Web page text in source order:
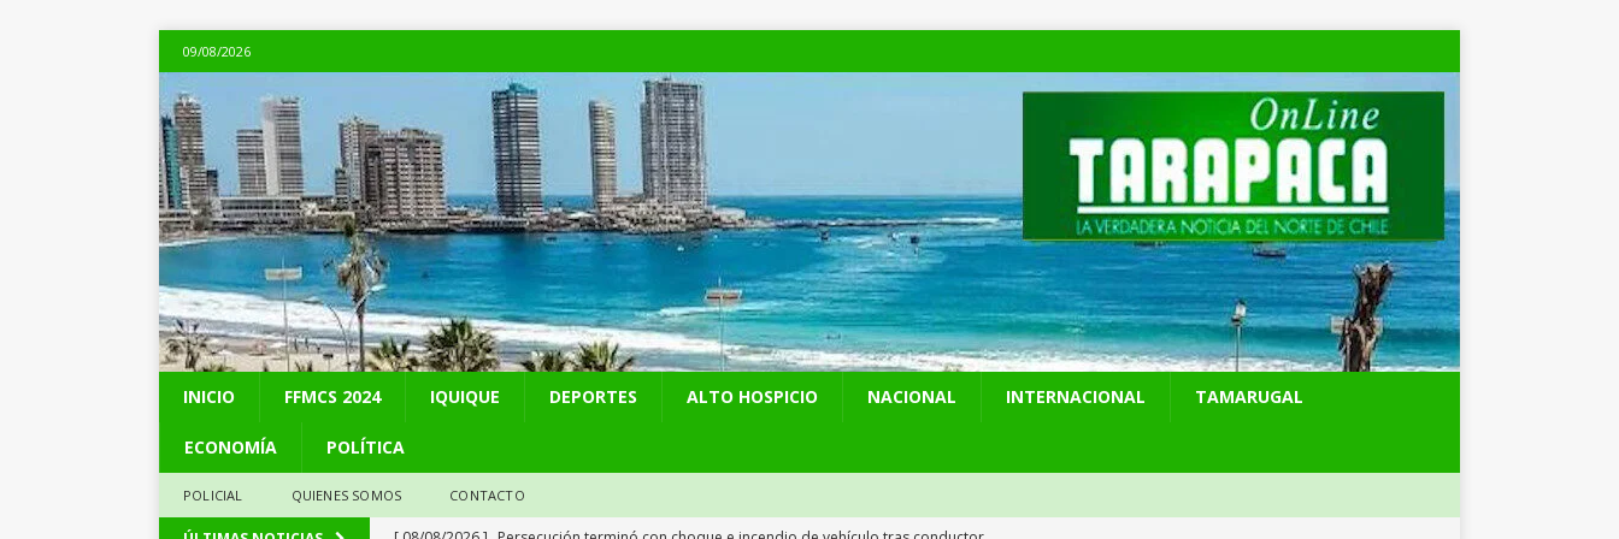
09/08/2026
INICIO FFMCS 2024 IQUIQUE DEPORTES ALTO HOSPICIO NACIONAL INTERNACIONAL TAMARUGAL
ECONOMÍA POLÍTICA
POLICIAL QUIENES SOMOS CONTACTO